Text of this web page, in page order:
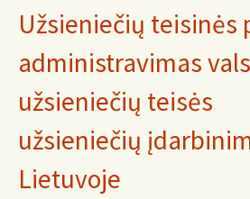
Užsieniečių teisinės
administravimas
užsieniečių teisės
užsieniečių
Lietuvoje